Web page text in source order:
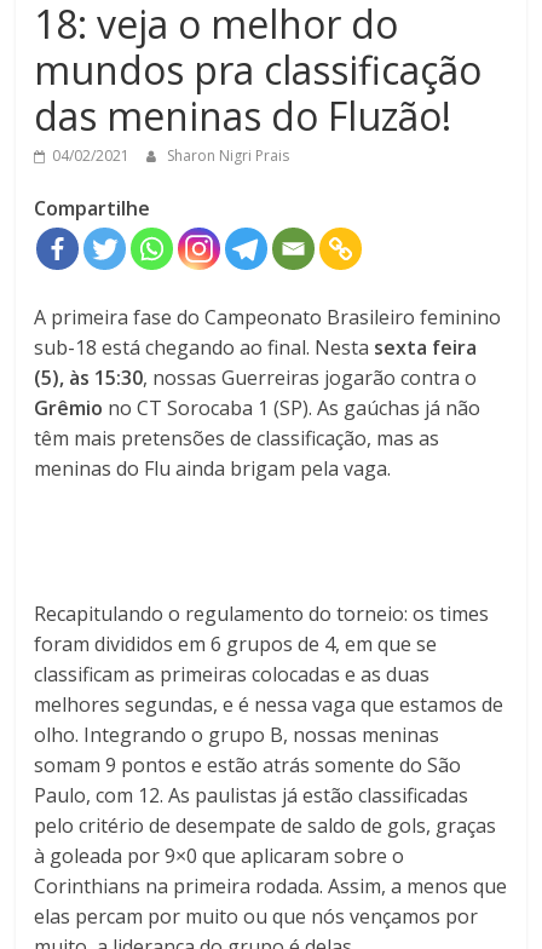
18: veja o melhor do
mundos pra classificação
das meninas do Fluzão!
04/02/2021 Sharon Nigri Prais
Compartilhe
A primeira fase do Campeonato Brasileiro feminino
sub-18 está chegando ao final. Nesta sexta feira
(5), às 15:30, nossas Guerreiras jogarão contra o
Grêmio no CT Sorocaba 1 (SP). As gaúchas já não
têm mais pretensões de classificação, mas as
meninas do Flu ainda brigam pela vaga.
Recapitulando o regulamento do torneio: os times
foram divididos em 6 grupos de 4, em que se
classificam as primeiras colocadas e as duas
melhores segundas, e é nessa vaga que estamos de
olho. Integrando o grupo B, nossas meninas
somam 9 pontos e estão atrás somente do São
Paulo, com 12. As paulistas já estão classificadas
pelo critério de desempate de saldo de gols, graças
à goleada por 9×0 que aplicaram sobre o
Corinthians na primeira rodada. Assim, a menos que
elas percam por muito ou que nós vençamos por